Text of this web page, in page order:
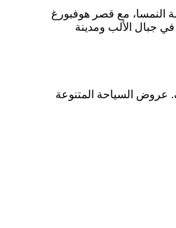
النمسا، مع قصر هوفبورغ
جبال الألب ومدينة
عروض السياحة المتنوعة